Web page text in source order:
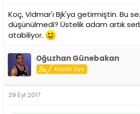
Koç, Vidmar'ı Bjk'ya getirmiştin. Bu
düşünülmedi? Üstelik adam artık
atabiliyor.
Oğuzhan Günebakan
Kayıtlı Üye
29 Eyl 2017